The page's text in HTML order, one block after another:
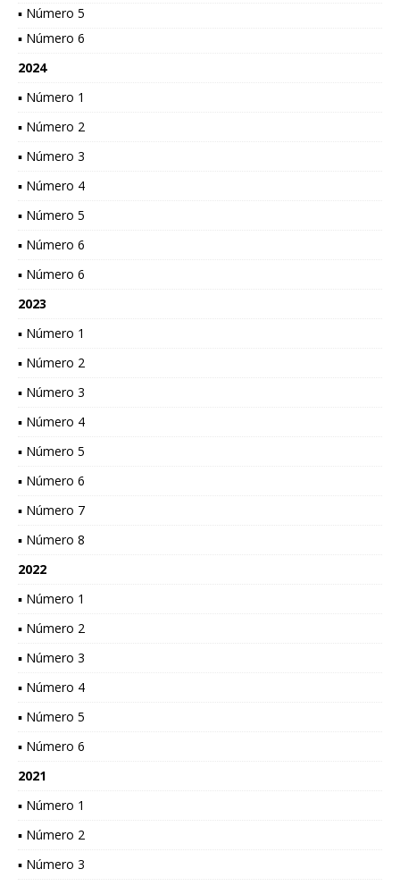
▪ Número 5
▪ Número 6
2024
▪ Número 1
▪ Número 2
▪ Número 3
▪ Número 4
▪ Número 5
▪ Número 6
▪ Número 6
2023
▪ Número 1
▪ Número 2
▪ Número 3
▪ Número 4
▪ Número 5
▪ Número 6
▪ Número 7
▪ Número 8
2022
▪ Número 1
▪ Número 2
▪ Número 3
▪ Número 4
▪ Número 5
▪ Número 6
2021
▪ Número 1
▪ Número 2
▪ Número 3